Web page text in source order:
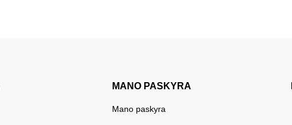
MANO PASKYRA
Mano paskyra